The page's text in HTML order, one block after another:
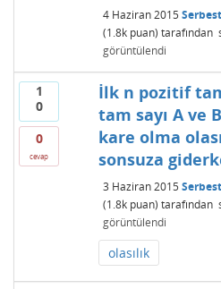
4 Haziran 2015 Serbest
(1.8kpuan) tarafından
görüntülendi
1
0
0
cevap
İlk n pozitif
tam sayı A ve
kare olma
sonsuza
3 Haziran 2015 Serbest
(1.8kpuan) tarafından
görüntülendi
olasılık